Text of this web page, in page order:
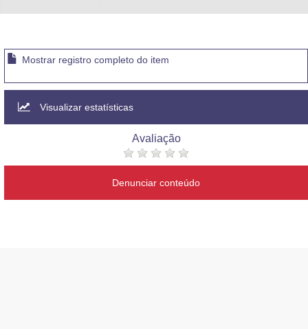
Mostrar registro completo do item
Visualizar estatísticas
Avaliação
Denunciar conteúdo